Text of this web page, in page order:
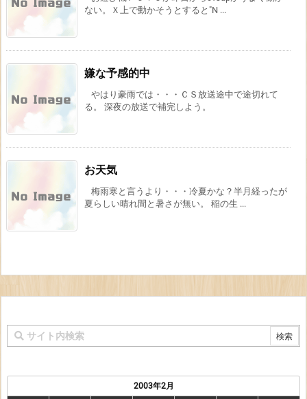
ない。Ｘ上で動かそうとすると"N ...
嫌な予感的中
やはり豪雨では・・・ＣＳ放送途中で途切れて
る。 深夜の放送で補完しよう。
お天気
梅雨寒と言うより・・・冷夏かな？半月経ったが
夏らしい晴れ間と暑さが無い。 稲の生 ...
2003年2月